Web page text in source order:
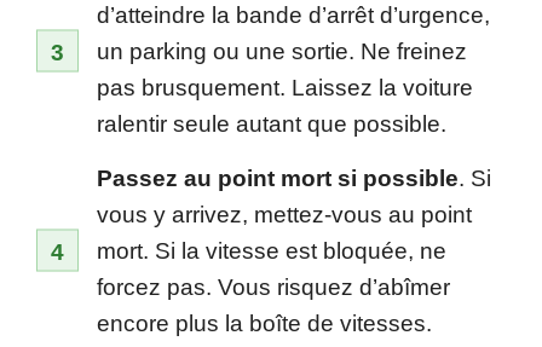
d’atteindre la bande d’arrêt d’urgence,
un parking ou une sortie. Ne freinez
pas brusquement. Laissez la voiture
ralentir seule autant que possible.
Passez au point mort si possible. Si
vous y arrivez, mettez-vous au point
mort. Si la vitesse est bloquée, ne
forcez pas. Vous risquez d’abîmer
encore plus la boîte de vitesses.